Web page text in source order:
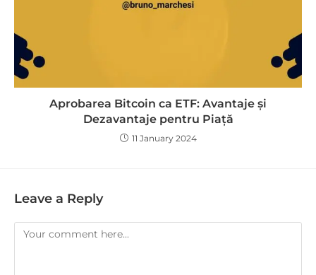
Aprobarea Bitcoin ca ETF: Avantaje și
Dezavantaje pentru Piață
11 January 2024
Leave a Reply